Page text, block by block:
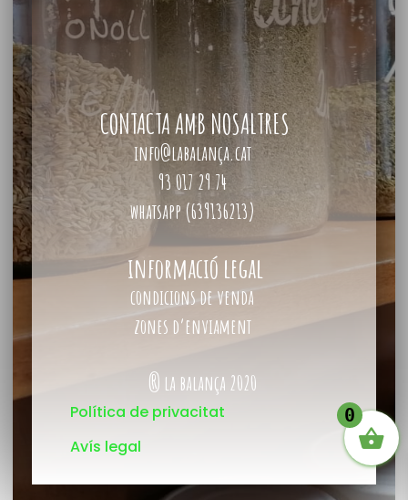
CONTACTA AMB NOSALTRES
info@labalança.cat
93 017 29 74
whatsapp (639136213)
informació legal
condicions de venda
zones d’enviament
® la balança 2020
Política de privacitat
Avís legal
0